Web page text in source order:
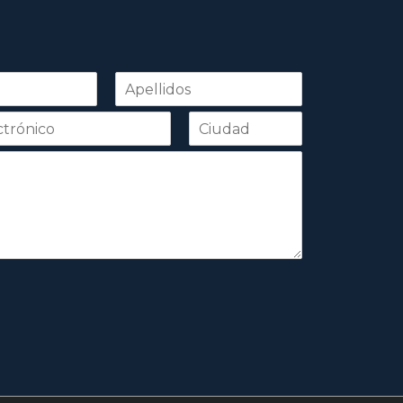
Apellidos